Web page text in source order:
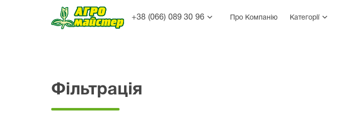
+38 (066) 089 30 96 Про Компанію Категорії
Фільтрація